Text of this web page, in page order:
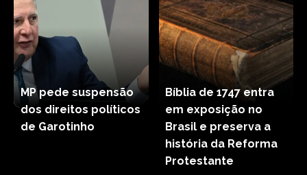
MP pede suspensão
dos direitos políticos
de Garotinho
Bíblia de 1747 entra
em exposição no
Brasil e preserva a
história da Reforma
Protestante